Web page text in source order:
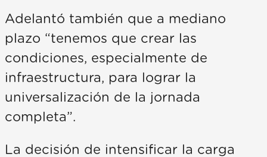
Adelantó también que a mediano
plazo “tenemos que crear las
condiciones, especialmente de
infraestructura, para lograr la
universalización de la jornada
completa”.
La decisión de intensificar la carga